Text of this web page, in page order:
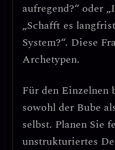
aufregend?“ oder
„Schafft es
System?“. Diese
Archetypen.
Für den Einzelnen
sowohl der Bube
selbst. Planen Sie
unstrukturiertes